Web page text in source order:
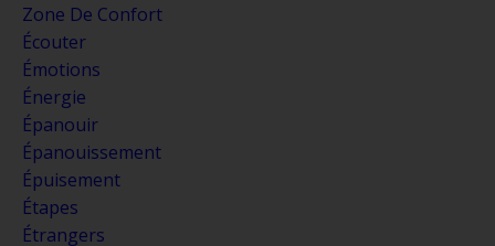
Zone De Confort
Écouter
Émotions
Énergie
Épanouir
Épanouissement
Épuisement
Étapes
Étrangers